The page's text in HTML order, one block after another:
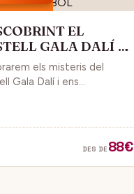
EL
GALA DALÍ A
els misteris del
Gala Dalí i ens
DES DE 88€